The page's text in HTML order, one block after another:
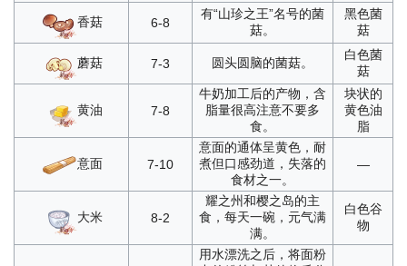
香菇 6-8
有“山珍之王”名号的菌
菇。
黑色菌
菇
蘑菇 7-3 圆头圆脑的菌菇。
白色菌
菇
黄油 7-8
牛奶加工后的产物，含
脂量很高注意不要多
食。
块状的
黄色油
脂
意面 7-10
意面的通体呈黄色，耐
煮但口感劲道，失落的
食材之一。
—
大米 8-2
耀之州和樱之岛的主
食，每天一碗，元气满
满。
白色谷
物
用水漂洗之后，将面粉